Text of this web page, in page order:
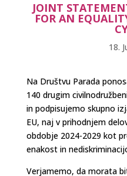
JOINT
FOR AN
18.
Na Društvu Parada
140 drugim
in podpisujemo skupno
EU, naj v prihodnjem
obdobje 2024-2029 kot
enakost in
Verjamemo, da morata